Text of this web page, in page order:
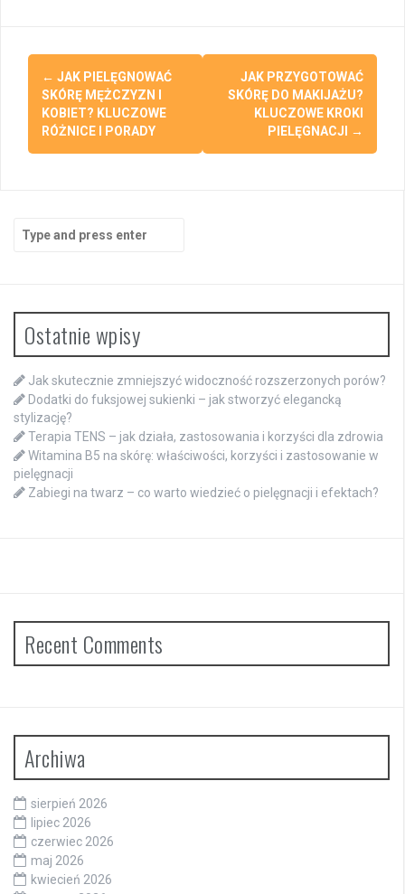
Post
navigation
← JAK PIELĘGNOWAĆ
SKÓRĘ MĘŻCZYZN I
KOBIET? KLUCZOWE
RÓŻNICE I PORADY
JAK PRZYGOTOWAĆ
SKÓRĘ DO MAKIJAŻU?
KLUCZOWE KROKI
PIELĘGNACJI →
for:
Ostatnie wpisy
Jak skutecznie zmniejszyć widoczność rozszerzonych porów?
Dodatki do fuksjowej sukienki – jak stworzyć elegancką
stylizację?
Terapia TENS – jak działa, zastosowania i korzyści dla zdrowia
Witamina B5 na skórę: właściwości, korzyści i zastosowanie w
pielęgnacji
Zabiegi na twarz – co warto wiedzieć o pielęgnacji i efektach?
Recent Comments
Archiwa
sierpień 2026
lipiec 2026
czerwiec 2026
maj 2026
kwiecień 2026